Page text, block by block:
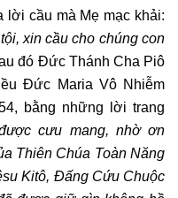
lời cầu mà Mẹ mạc khải:
xin cầu cho chúng con
đó Đức Thánh Cha Piô
Đức Maria Vô Nhiễm
bằng những lời trang
cưu mang, nhờ ơn
Thiên Chúa Toàn Năng
Kitô, Đấng Cứu Chuộc